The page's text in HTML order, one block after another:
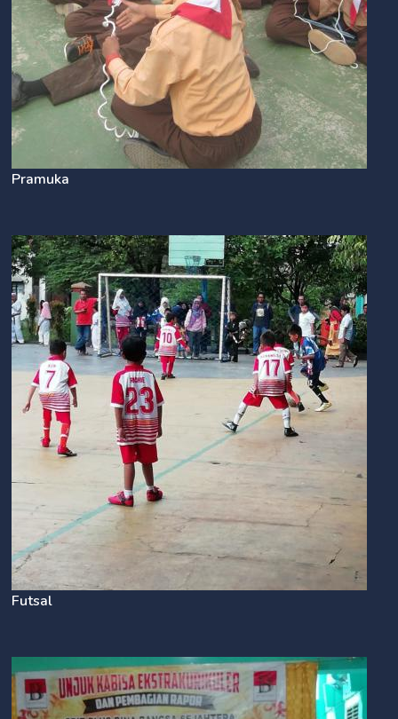
Pramuka
Futsal